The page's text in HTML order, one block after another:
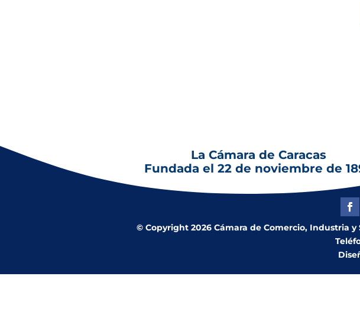
La Cámara de Caracas
Fundada el 22 de noviembre de
© Copyright 2026 Cámara de Comercio, Industria y